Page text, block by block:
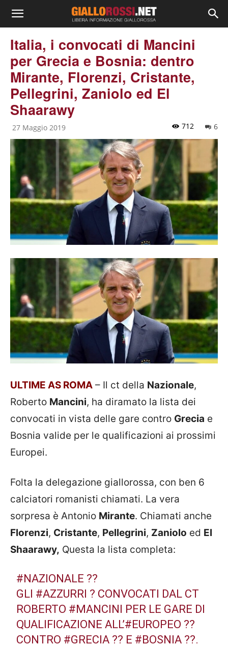
Italia, i convocati di Mancini
per Grecia e Bosnia: dentro
Mirante, Florenzi, Cristante,
Pellegrini, Zaniolo ed El
Shaarawy
27 Maggio 2019 6
712
ULTIME AS ROMA – Il ct della Nazionale,
Roberto Mancini, ha diramato la lista dei
convocati in vista delle gare contro Grecia e
Bosnia valide per le qualificazioni ai prossimi
Europei.
Folta la delegazione giallorossa, con ben 6
calciatori romanisti chiamati. La vera
sorpresa è Antonio Mirante. Chiamati anche
Florenzi, Cristante, Pellegrini, Zaniolo ed El
Shaarawy, Questa la lista completa:
#NAZIONALE ??
GLI #AZZURRI ? CONVOCATI DAL CT
ROBERTO #MANCINI PER LE GARE DI
QUALIFICAZIONE ALL’#EUROPEO ??
CONTRO #GRECIA ?? E #BOSNIA ??.